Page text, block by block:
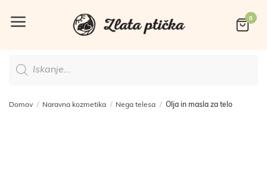
search
Domov / Naravna kozmetika / Nega telesa / Olja in masla za telo